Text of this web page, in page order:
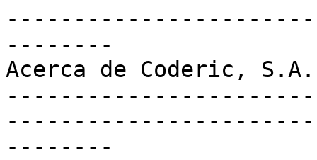
--------
Acerca de Coderic, S.A.
--------